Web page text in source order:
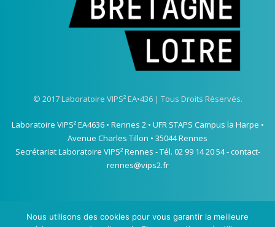
© 2017 Laboratoire VIPS² EA•436 | Tous Droits Réservés.
Laboratoire VIPS² EA4636 • Rennes 2 • UFR STAPS Campus la Harpe •
Avenue Charles Tillon • 35044 Rennes
Secrétariat Laboratoire VIPS² Rennes - Tél. 02 99 14 20 54 -contact-
rennes@vips2.fr
Nous utilisons des cookies pour vous garantir la meilleure